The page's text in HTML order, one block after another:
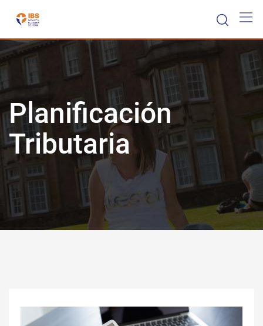
Planificación
Tributaria